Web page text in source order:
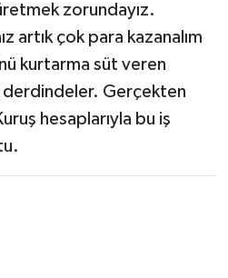
zorundayız.
artık çok para kazanalım
kurtarma süt veren
derdindeler. Gerçekten
hesaplarıyla bu iş